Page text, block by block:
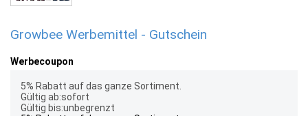
Growbee Werbemittel - Gutschein
Werbecoupon
5% Rabatt auf das ganze Sortiment.
Gültig ab:sofort
Gültig bis:unbegrenzt